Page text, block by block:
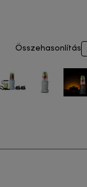
Összehasonlítás